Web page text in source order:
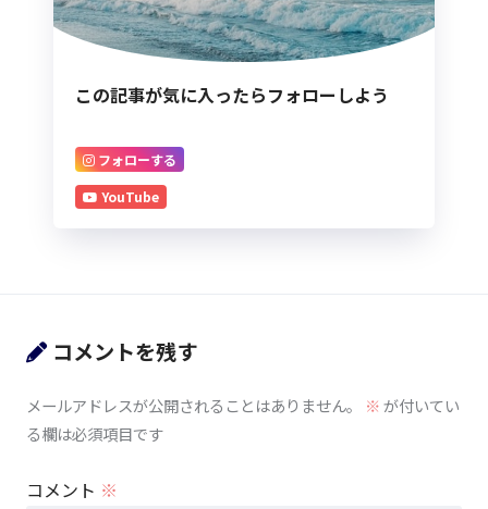
この記事が気に入ったらフォローしよう
フォローする
YouTube
コメントを残す
メールアドレスが公開されることはありません。 ※が付いてい
る欄は必須項目です
コメント ※